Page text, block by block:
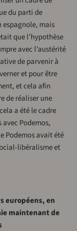
du parti de
espagnole, mais
que l’hypothèse
avec l’austérité
de parvenir à
et pour être
et cela afin
de réaliser une
a été le cadre
Podemos,
Podemos avait été
libéralisme et
européens, en
maintenant de